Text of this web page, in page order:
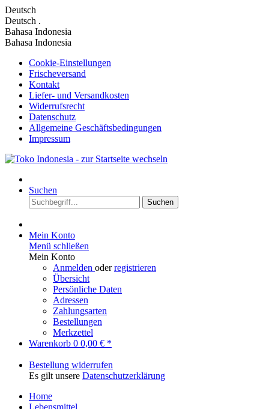
Deutsch
Deutsch .
Bahasa Indonesia
Bahasa Indonesia
Cookie-Einstellungen
Frischeversand
Kontakt
Liefer- und Versandkosten
Widerrufsrecht
Datenschutz
Allgemeine Geschäftsbedingungen
Impressum
Suchen
Suchen
Mein Konto
Menü schließen
Mein Konto
Anmelden oderregistrieren
Übersicht
Persönliche Daten
Adressen
Zahlungsarten
Bestellungen
Merkzettel
Warenkorb 0 0,00 € *
Bestellung widerrufen
Es gilt unsere Datenschutzerklärung
Home
Lebensmittel